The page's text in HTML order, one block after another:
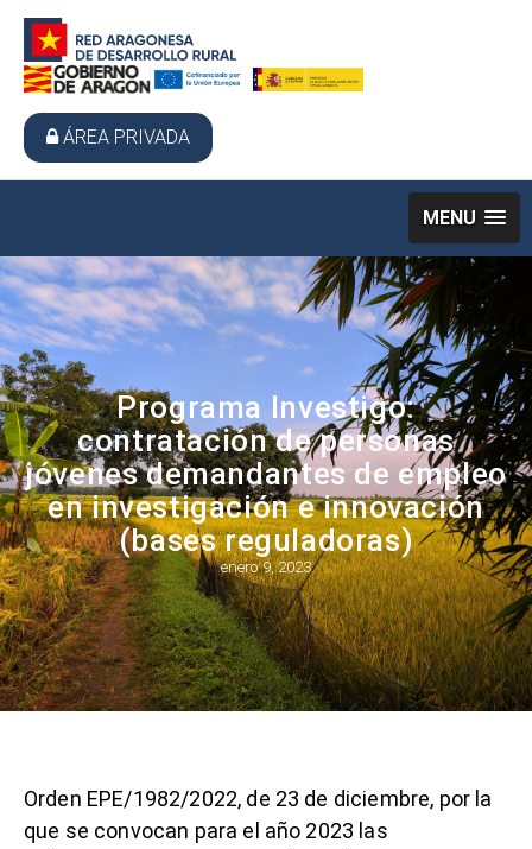
ÁREA PRIVADA
MENU
Programa Investigo:
contratación de personas
jóvenes demandantes de empleo
en investigación e innovación
(bases reguladoras)
enero 9, 2023
Orden EPE/1982/2022, de 23 de diciembre, por la
que se convocan para el año 2023 las